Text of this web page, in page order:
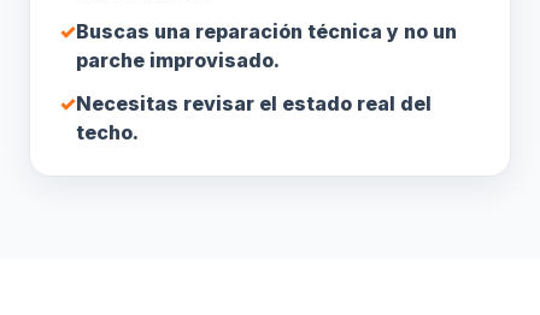
✓Buscas una reparación técnica y no un
parche improvisado.
✓Necesitas revisar el estado real del
techo.